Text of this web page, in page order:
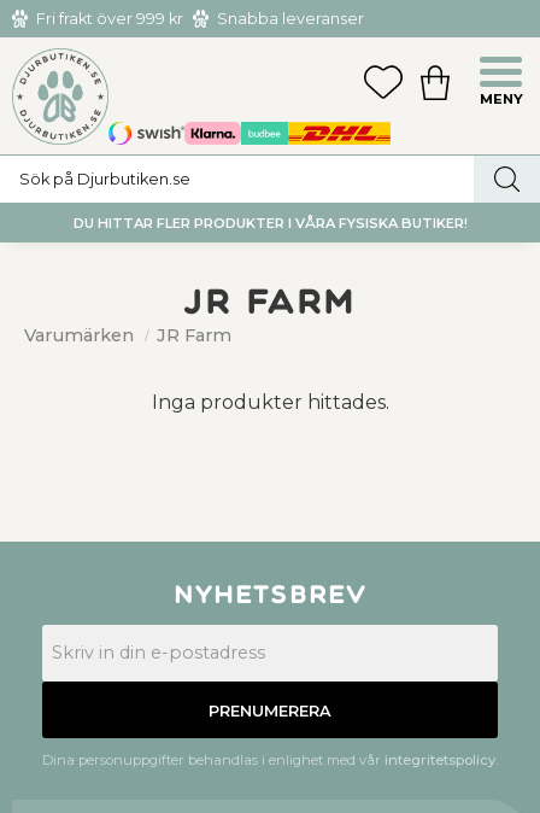
Meny
Fri frakt över 999 kr
Snabba leveranser
Hämta och returnera i butiken i Tumba eller Huddinge C
FAVORITER
KUNDVAGN
DU HITTAR FLER PRODUKTER I VÅRA FYSISKA BUTIKER!
JR Farm
Varumärken JR Farm
Inga produkter hittades.
Nyhetsbrev
PRENUMERERA
Dina personuppgifter behandlas i enlighet med vår integritetspolicy.